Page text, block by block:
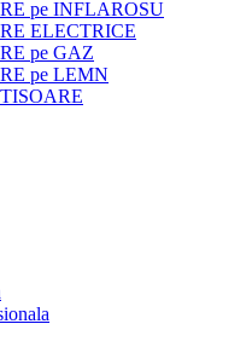
pe INFLAROSU
ELECTRICE
pe GAZ
pe LEMN